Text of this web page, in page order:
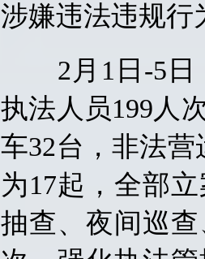
涉嫌违法违规行
2月1日-5日
执法人员199人
车32台，非法
为17起，全部
抽查、夜间巡